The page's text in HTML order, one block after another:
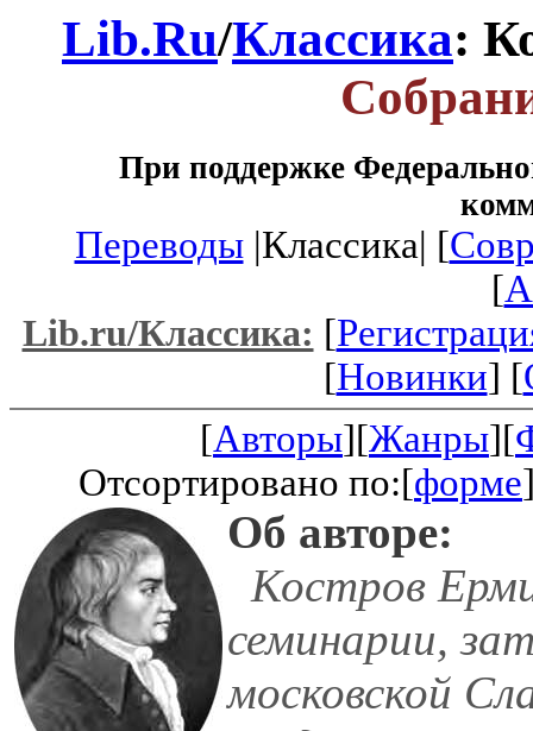
Lib.Ru/Классика:
При поддержке
Переводы|Классика| [
[
Lib.ru/Классика: [
[Новинки] [
[Авторы][Жанры][
Отсортировано по:[форме
Об авторе:
Костров
семинарии,
московской